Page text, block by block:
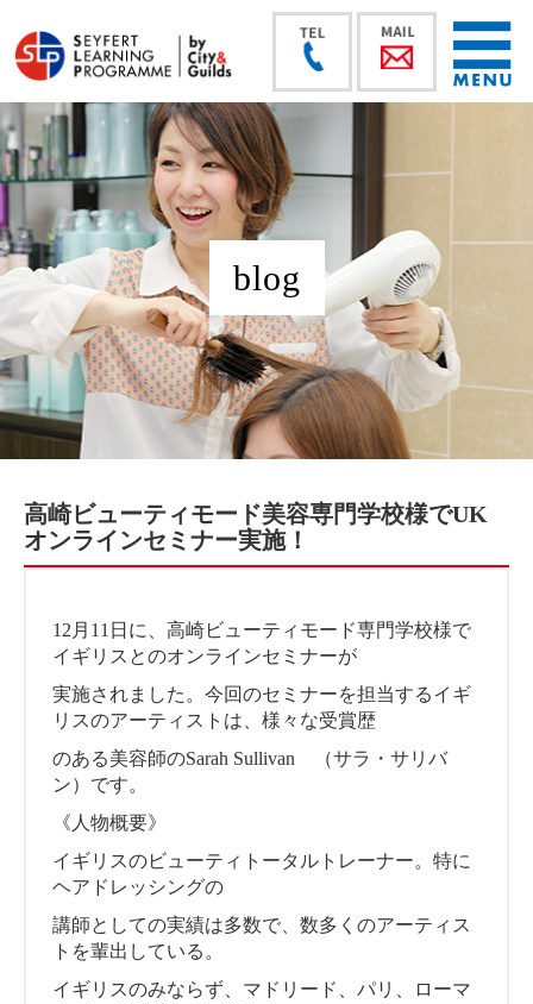
blog
高崎ビューティモード美容専門学校様でUK
オンラインセミナー実施！
12月11日に、高崎ビューティモード専門学校様で
イギリスとのオンラインセミナーが
実施されました。今回のセミナーを担当するイギ
リスのアーティストは、様々な受賞歴
のある美容師のSarah Sullivan （サラ・サリバ
ン）です。
《人物概要》
イギリスのビューティトータルトレーナー。特に
ヘアドレッシングの
講師としての実績は多数で、数多くのアーティス
トを輩出している。
イギリスのみならず、マドリード、パリ、ローマ